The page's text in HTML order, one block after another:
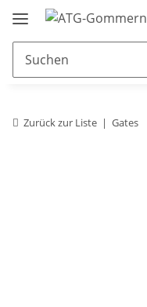
Zurück zur Liste Gates